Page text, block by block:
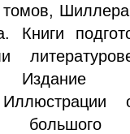
Издание
большого